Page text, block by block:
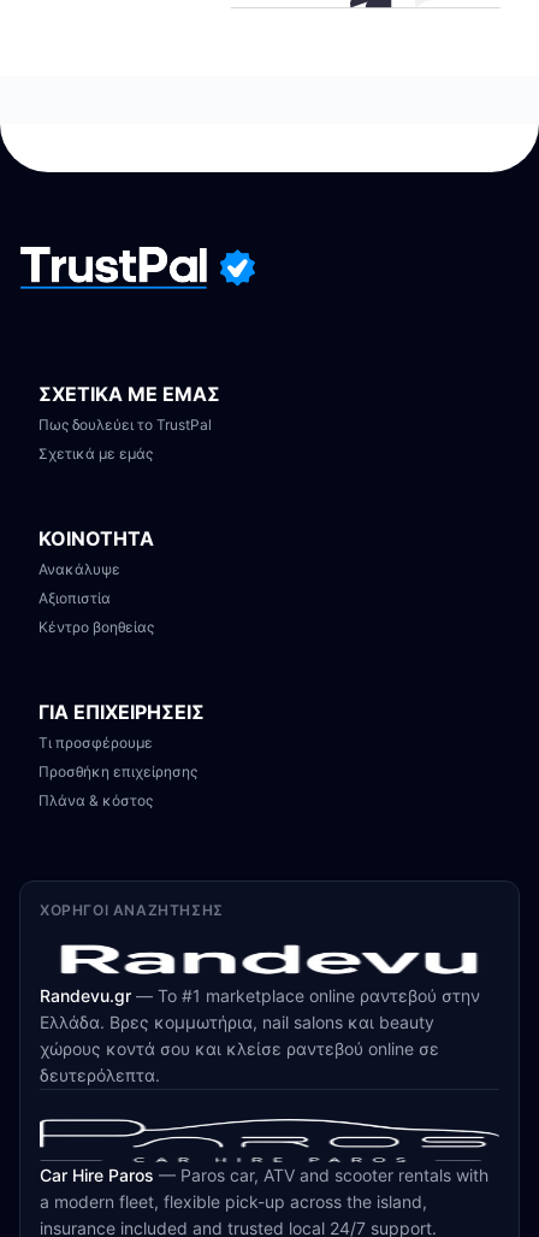
ΣΧΕΤΙΚΑ ΜΕ ΕΜΑΣ
Πως δουλεύει το TrustPal
Σχετικά με εμάς
ΚΟΙΝΟΤΗΤΑ
Ανακάλυψε
Αξιοπιστία
Κέντρο βοηθείας
ΓΙΑ ΕΠΙΧΕΙΡΗΣΕΙΣ
Τι προσφέρουμε
Προσθήκη επιχείρησης
Πλάνα & κόστος
ΧΟΡΗΓΟΊ ΑΝΑΖΉΤΗΣΗΣ
Randevu.gr — Το #1 marketplace online ραντεβού στην
Ελλάδα. Βρες κομμωτήρια, nail salons και beauty
χώρους κοντά σου και κλείσε ραντεβού online σε
δευτερόλεπτα.
Car Hire Paros — Paros car, ATV and scooter rentals with
a modern fleet, flexible pick-up across the island,
insurance included and trusted local 24/7 support.